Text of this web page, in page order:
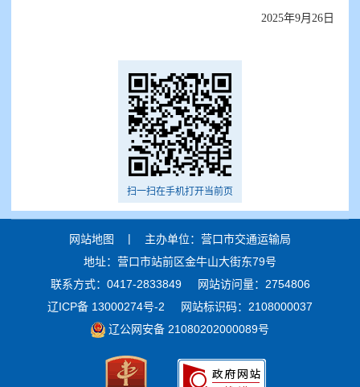
2025年9月26日
扫一扫在手机打开当前页
网站地图 |
主办单位：营口市交通运输局
地址：营口市站前区金牛山大街东79号
联系方式：0417-2833849
网站访问量：2754806
辽ICP备 13000274号-2
网站标识码：2108000037
辽公网安备 21080202000089号